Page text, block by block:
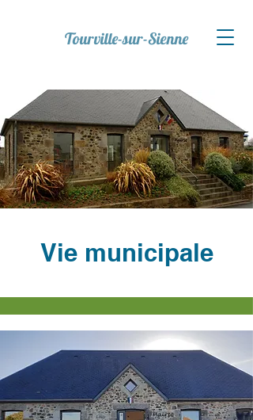
Tourville-sur-Sienne
Vie municipale